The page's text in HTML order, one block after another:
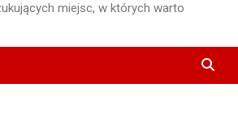
miejsc, w których warto